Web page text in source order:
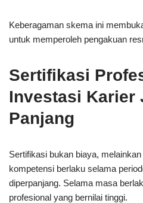
Keberagaman skema ini
untuk memperoleh pengakuan
Sertifikasi
Investasi Karier
Panjang
Sertifikasi bukan biaya,
kompetensi berlaku selama
diperpanjang. Selama masa
profesional yang bernilai tinggi.